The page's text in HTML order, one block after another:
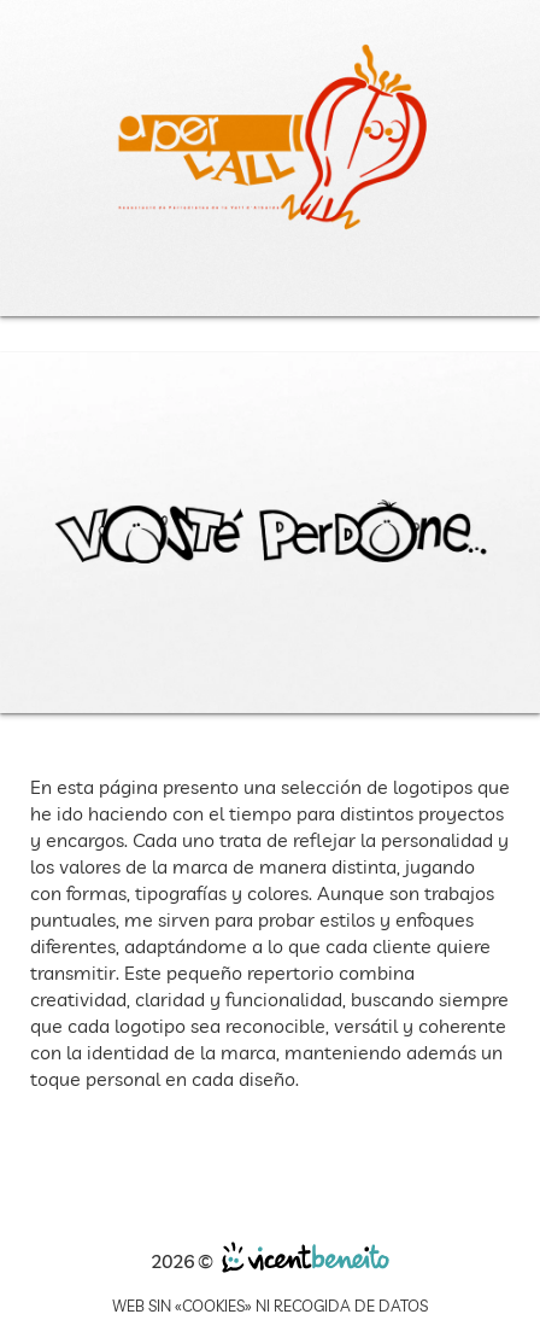
En esta página presento una selección de logotipos que
he ido haciendo con el tiempo para distintos proyectos
y encargos. Cada uno trata de reflejar la personalidad y
los valores de la marca de manera distinta, jugando
con formas, tipografías y colores. Aunque son trabajos
puntuales, me sirven para probar estilos y enfoques
diferentes, adaptándome a lo que cada cliente quiere
transmitir. Este pequeño repertorio combina
creatividad, claridad y funcionalidad, buscando siempre
que cada logotipo sea reconocible, versátil y coherente
con la identidad de la marca, manteniendo además un
toque personal en cada diseño.
2026 ©
WEB SIN «COOKIES» NI RECOGIDA DE DATOS